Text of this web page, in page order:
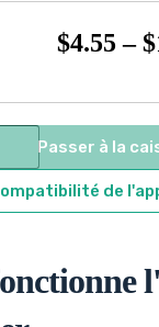
$4.55 – $
Passer à la
de